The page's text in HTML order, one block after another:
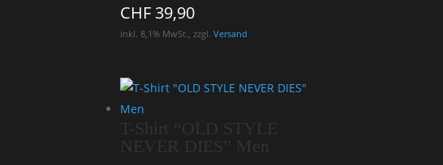
CHF 39,90
inkl. 8,1% MwSt., zzgl.Versand
T-Shirt “OLD STYLE
NEVER DIES” Men